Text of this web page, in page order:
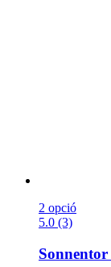
2 opció
5.0 (3)
Sonnentor